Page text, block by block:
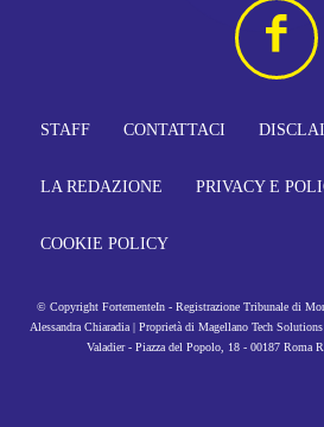
STAFF CONTATTACI
LA REDAZIONE PRIVACY E
COOKIE POLICY
© Copyright FortementeIn - Registrazione Tribunale di
Alessandra Chiaradia | Proprietà di Magellano Tech
Valadier - Piazza del Popolo, 18 - 00187 Roma